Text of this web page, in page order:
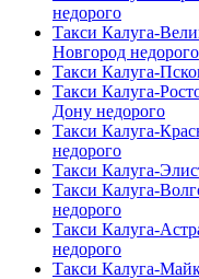
недорого
Такси Калуга-
Новгород недорого
Такси Калуга-
Такси Калуга-
Дону недорого
Такси Калуга-
недорого
Такси Калуга-
Такси Калуга-
недорого
Такси Калуга-
недорого
Такси Калуга-